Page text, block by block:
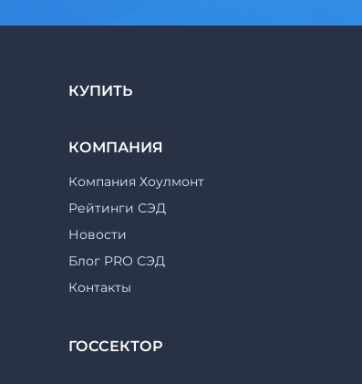
КУПИТЬ
КОМПАНИЯ
Компания Хоулмонт
Рейтинги СЭД
Новости
Блог PRO СЭД
Контакты
ГОССЕКТОР